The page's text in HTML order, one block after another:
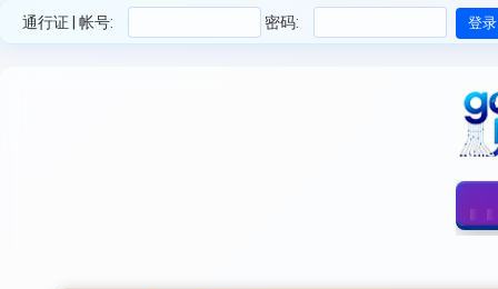
通行证 | 帐号: 密码: